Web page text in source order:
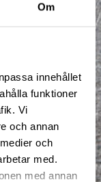
Om
innehållet
funktioner
Vi
och annan
och
med.
med annan
lunch,
Zone